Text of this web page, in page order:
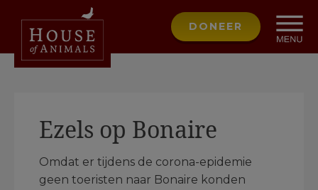
DONEER
Ezels op Bonaire
Omdat er tijdens de corona-epidemie
geen toeristen naar Bonaire konden